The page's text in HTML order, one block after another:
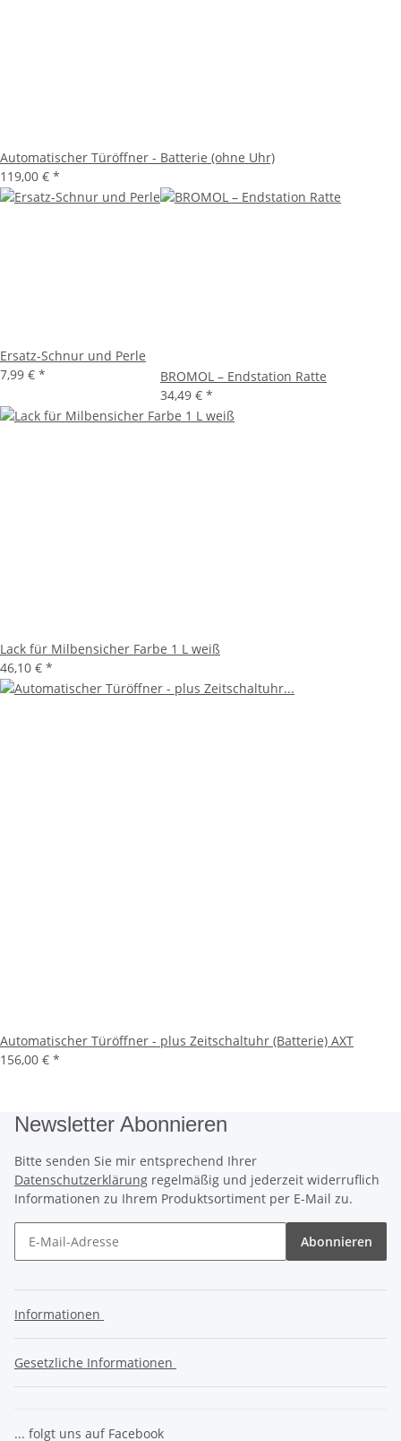
Automatischer Türöffner - Batterie (ohne Uhr)
119,00 € *
Ersatz-Schnur und Perle
7,99 € *
BROMOL – Endstation Ratte
34,49 € *
Lack für Milbensicher Farbe 1 L weiß
46,10 € *
Automatischer Türöffner - plus Zeitschaltuhr (Batterie) AXT
156,00 € *
Newsletter Abonnieren
Bitte senden Sie mir entsprechend Ihrer
Datenschutzerklärung regelmäßig und jederzeit widerruflich
Informationen zu Ihrem Produktsortiment per E-Mail zu.
Abonnieren
Informationen
Gesetzliche Informationen
... folgt uns auf Facebook